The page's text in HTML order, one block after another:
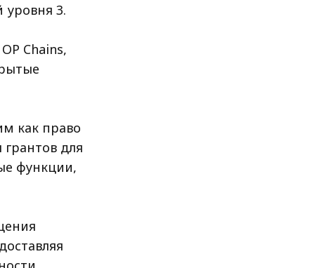
уровня 3.
Chains,
как право
для
функции,